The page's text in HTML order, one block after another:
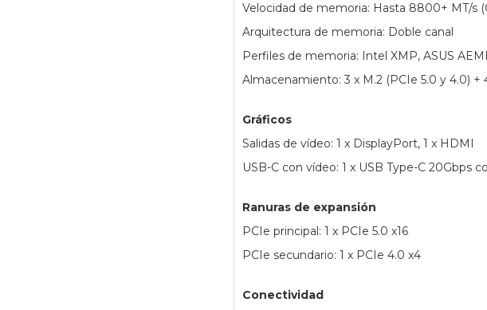
Velocidad de memoria: Hasta 8800+ MT/s
Arquitectura de memoria: Doble canal
Perfiles de memoria: Intel XMP, ASUS
Almacenamiento: 3 x M.2 (PCIe 5.0 y 4.0) +
Gráficos
Salidas de vídeo: 1 x DisplayPort, 1 x HDMI
USB-C con vídeo: 1 x USB Type-C 20Gbps
Ranuras de expansión
PCIe principal: 1 x PCIe 5.0 x16
PCIe secundario: 1 x PCIe 4.0 x4
Conectividad